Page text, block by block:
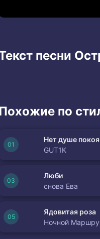
песни
Похожие по
Нет душе покоя
GUT1K
Люби
снова Ева
Ядовитая роза
Ночной